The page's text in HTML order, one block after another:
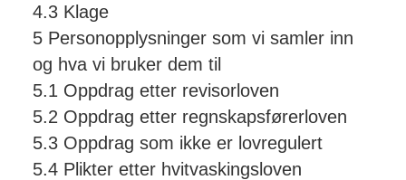
4.3 Klage
5 Personopplysninger som vi samler inn
og hva vi bruker dem til
5.1 Oppdrag etter revisorloven
5.2 Oppdrag etter regnskapsførerloven
5.3 Oppdrag som ikke er lovregulert
5.4 Plikter etter hvitvaskingsloven